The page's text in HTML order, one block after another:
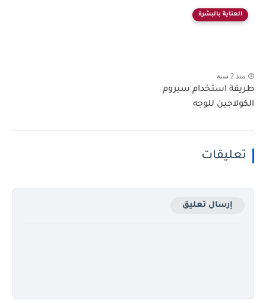
العناية بالبشرة
منذ 2 سنة
طريقة استخدام سيروم
الكولاجين للوجه
تعليقات
إرسال تعليق